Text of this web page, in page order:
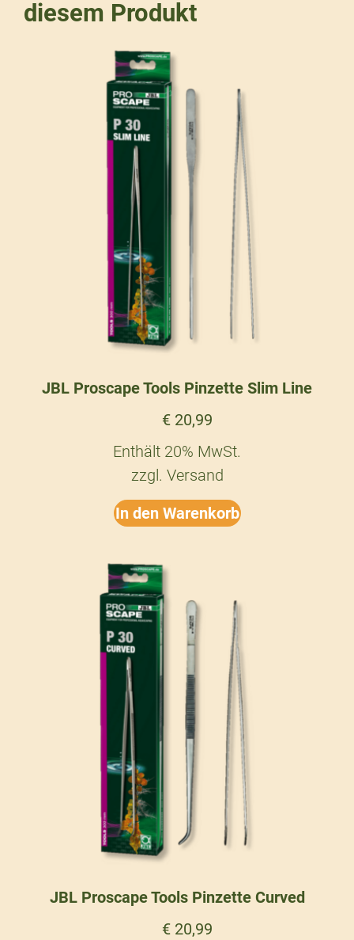
diesem Produkt
JBL Proscape Tools Pinzette Slim Line
€20,99
Enthält 20% MwSt.
zzgl. Versand
In den Warenkorb
JBL Proscape Tools Pinzette Curved
€20,99